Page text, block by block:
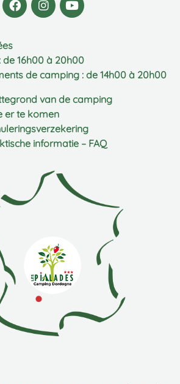
de 16h00 à 20h00
de camping : de 14h00 à 20h00
van de camping
er te komen
informatie – FAQ